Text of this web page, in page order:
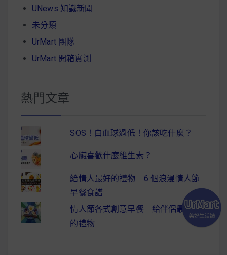
UNews 知識新聞
未分類
UrMart 團隊
UrMart 開箱實測
熱門文章
SOS！白血球過低！你該吃什麼？
心臟喜歡什麼維生素？
給情人最好的禮物 6 個浪漫情人節
早餐食譜
情人節各式創意早餐 給伴侶最驚喜
的禮物